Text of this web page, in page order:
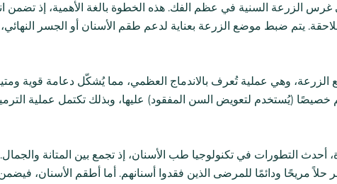
غرس الزرعة السنية في عظم الفك. هذه الخطوة بالغة الأهمية، إذ
يتم ضبط موضع الزرعة بعناية لدعم طقم الأسنان أو الجسر
وهي عملية تُعرف بالاندماج العظمي، مما يُشكّل دعامة قوية
(يُستخدم لتعويض السن المفقود) عليها، وبذلك تكتمل عملية
أحدث التطورات في تكنولوجيا طب الأسنان، إذ تجمع بين المتانة
مريحًا ودائمًا للمرضى الذين فقدوا أسنانهم. أما أطقم الأسنان،